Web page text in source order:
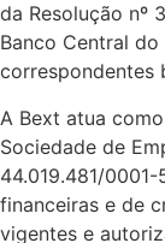
da Resolução nº
Banco Central
correspondentes
A Bext atua
Sociedade de
44.019.481/
financeiras e de
vigentes e